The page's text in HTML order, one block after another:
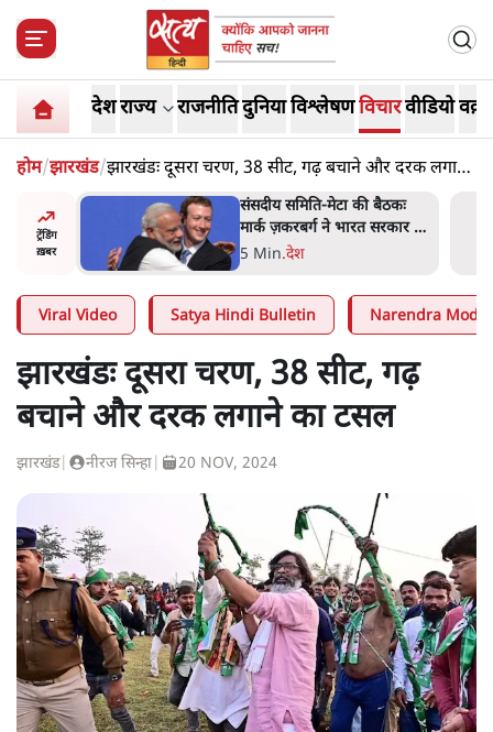
देशराज्य राजनीतिदुनियाविश्लेषणविचारवीडियो
होम/झारखंड/झारखंडः दूसरा चरण, 38 सीट, गढ़ बचाने और दरक लगाने
का टसल
ट्रेंडिंग
ख़बर
से
जंतर-मंतर प्रोटेस्ट- 'ताकतवर
सरकार के नाम पर आक्रामकता न
दिखाए पुलिस, जेन जी को सुने':
5 Min.देश
Viral Video Satya Hindi Bulletin Narendra Modi
झारखंडः दूसरा चरण, 38 सीट, गढ़
बचाने और दरक लगाने का टसल
झारखंड| नीरज सिन्हा 20 NOV, 2024